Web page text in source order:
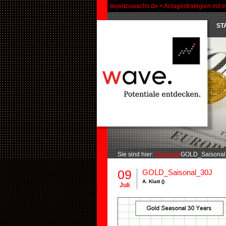
depotzuwachs.de + Anlagestrategien mit
Sie sind hier: Startseite
09
Juli
GOLD_Saisonal_30J
A. Klatt ()